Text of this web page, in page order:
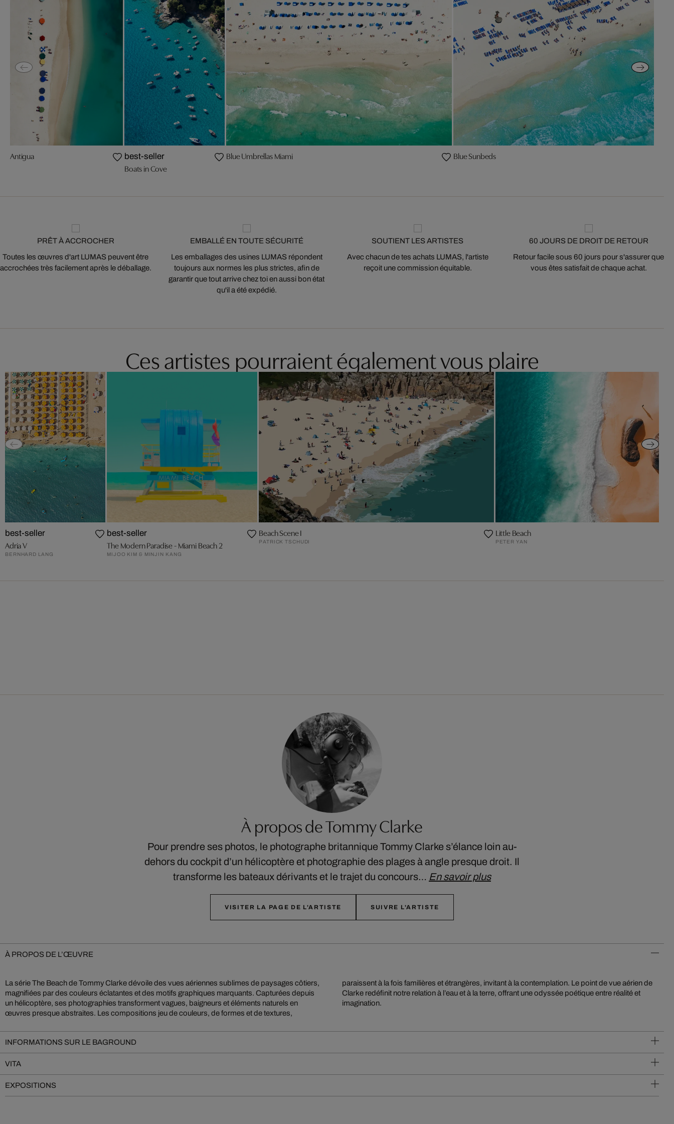
Antigua best-seller
Boats in Cove
Blue Umbrellas Miami Blue Sunbeds
PRÊT À ACCROCHER
Toutes les œuvres d'art LUMAS peuvent être
accrochées très facilement après le déballage.
EMBALLÉ EN TOUTE SÉCURITÉ
Les emballages des usines LUMAS répondent
toujours aux normes les plus strictes, afin de
garantir que tout arrive chez toi en aussi bon état
qu'il a été expédié.
SOUTIENT LES ARTISTES
Avec chacun de tes achats LUMAS, l'artiste
reçoit une commission équitable.
60 JOURS DE DROIT DE RETOUR
Retour facile sous 60 jours pour s'assurer que
vous êtes satisfait de chaque achat.
Ces artistes pourraient également vous plaire
best-seller
Adria V
BERNHARD LANG
best-seller
The Modern Paradise - Miami Beach 2
MIJOO KIM & MINJIN KANG
Beach Scene I
PATRICK TSCHUDI
Little Beach
PETER YAN
À propos de Tommy Clarke
Pour prendre ses photos, le photographe britannique Tommy Clarke s’élance loin au-
dehors du cockpit d’un hélicoptère et photographie des plages à angle presque droit. Il
transforme les bateaux dérivants et le trajet du concours… En savoir plus
VISITER LA PAGE DE L'ARTISTE SUIVRE L'ARTISTE
À PROPOS DE L’ŒUVRE
La série The Beach de Tommy Clarke dévoile des vues aériennes sublimes de paysages côtiers,
magnifiées par des couleurs éclatantes et des motifs graphiques marquants. Capturées depuis
un hélicoptère, ses photographies transforment vagues, baigneurs et éléments naturels en
œuvres presque abstraites. Les compositions jeu de couleurs, de formes et de textures,
paraissent à la fois familières et étrangères, invitant à la contemplation. Le point de vue aérien de
Clarke redéfinit notre relation à l’eau et à la terre, offrant une odyssée poétique entre réalité et
imagination.
INFORMATIONS SUR LE BAGROUND
VITA
EXPOSITIONS